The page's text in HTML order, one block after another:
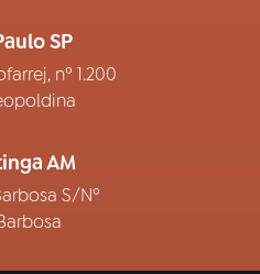
SP
nº 1.200
AM
S/Nº